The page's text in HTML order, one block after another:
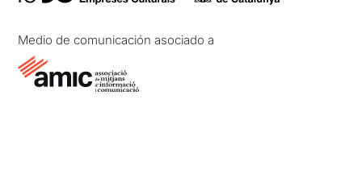
Medio de comunicación asociado a